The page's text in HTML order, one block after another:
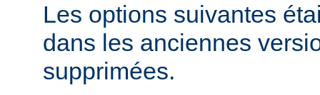
Les options suivantes
dans les anciennes
supprimées.